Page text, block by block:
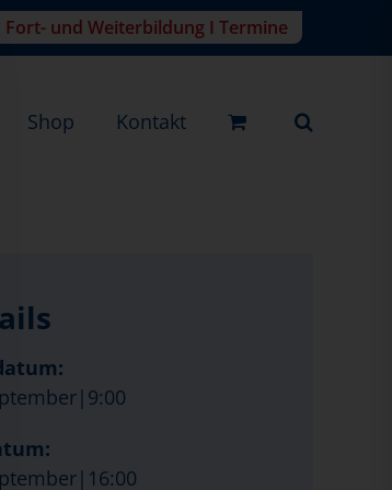
Fort- und Weiterbildung I Termine
Shop Kontakt
Button wird der Dialog geschlossen. Seine Funktionalität ist